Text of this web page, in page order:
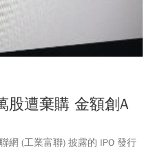
股遭棄購 金額創A
網 (工業富聯) 披露的 IPO 發行